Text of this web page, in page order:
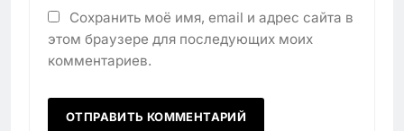
Сохранить моё имя, email и адрес сайта в
этом браузере для последующих моих
комментариев.